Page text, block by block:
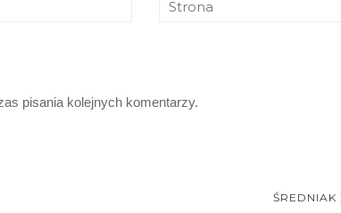
pisania kolejnych komentarzy.
ŚREDNIAK